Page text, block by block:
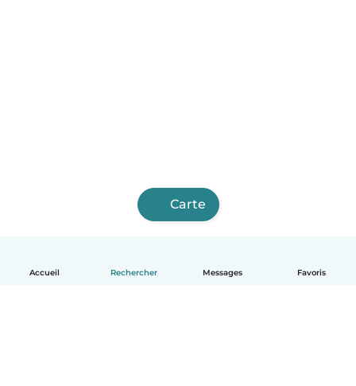
Accueil Rechercher Messages Favoris
Carte